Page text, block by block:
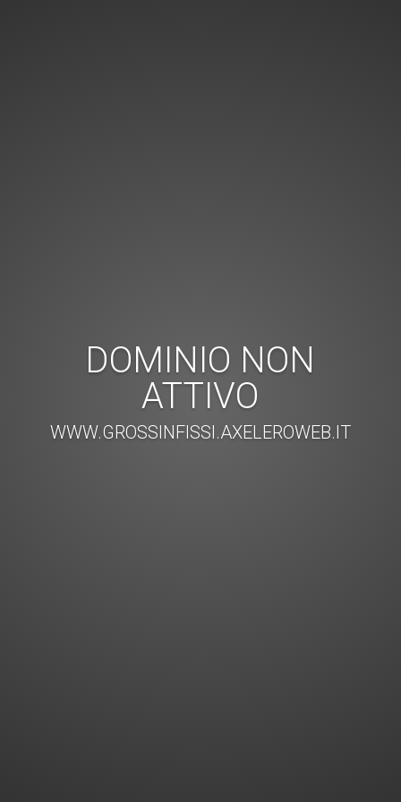
DOMINIO NON
ATTIVO
WWW.GROSSINFISSI.AXELEROWEB.IT